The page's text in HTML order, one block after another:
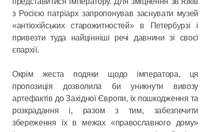
з Росією патріарх запропонував заснувати музей
«антіохійських старожитностей» в Петербурзі і
привезти туда найцінніші речі давнини зі своєї
єпархії.
Окрім жеста подяки щодо імператора, ця
пропозиція дозволила би уникнути вивозу
артефактів до Західної Європи, їх пошкодження та
розкрадання і, разом з тим, забезпечити
збереження їх в межах «православного дому»